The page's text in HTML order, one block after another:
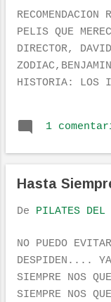
dieron los
puede estar
valía una
buena
RECOMENDACION
PELIS QUE
DIRECTOR,
HISTORIA: LOS
LEE EL
1
Hasta
De PILATES DEL
NO PUEDO
DESPIDEN.... YA
SIEMPRE NOS
SIEMPRE NOS